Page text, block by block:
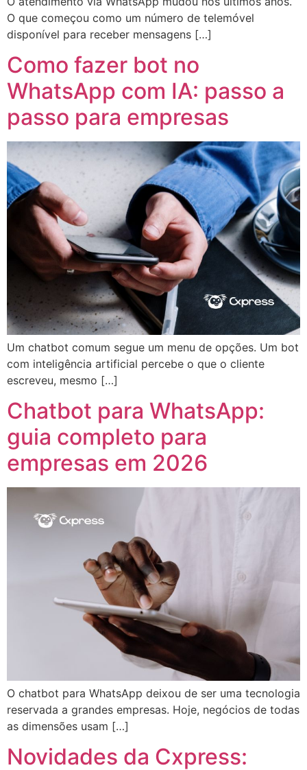
O que começou como um número de telemóvel
disponível para receber mensagens […]
Como fazer bot no
WhatsApp com IA: passo a
passo para empresas
Um chatbot comum segue um menu de opções. Um bot
com inteligência artificial percebe o que o cliente
escreveu, mesmo […]
Chatbot para WhatsApp:
guia completo para
empresas em 2026
O chatbot para WhatsApp deixou de ser uma tecnologia
reservada a grandes empresas. Hoje, negócios de todas
as dimensões usam […]
Novidades da Cxpress: